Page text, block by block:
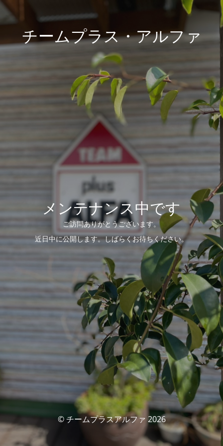
チームプラス・アルファ
メンテナンス中です
ご訪問ありがとうございます。
近日中に公開します。しばらくお待ちください。
© チームプラスアルファ 2026